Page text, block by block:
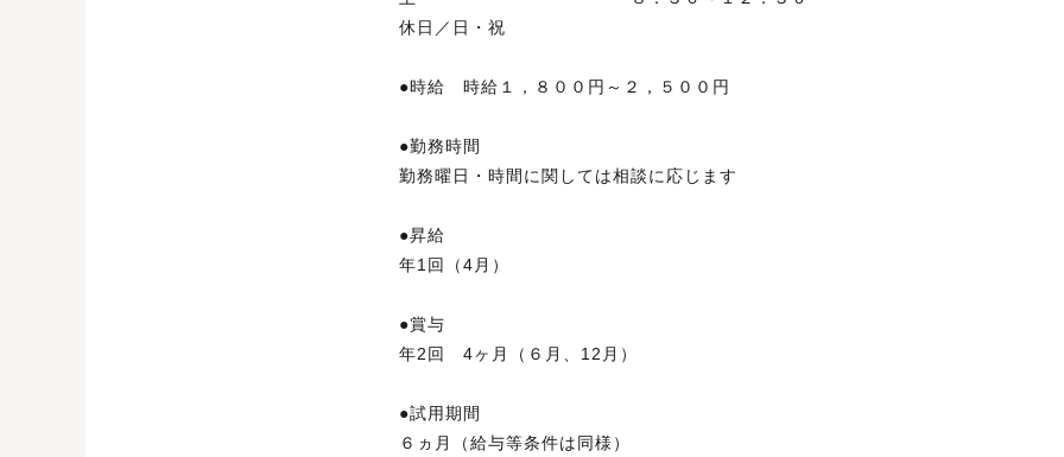
休日／日・祝
●時給 時給１，８００円～２，５００円
●勤務時間
勤務曜日・時間に関しては相談に応じます
●昇給
年1回（4月）
●賞与
年2回 4ヶ月（６月、12月）
●試用期間
６ヵ月（給与等条件は同様）